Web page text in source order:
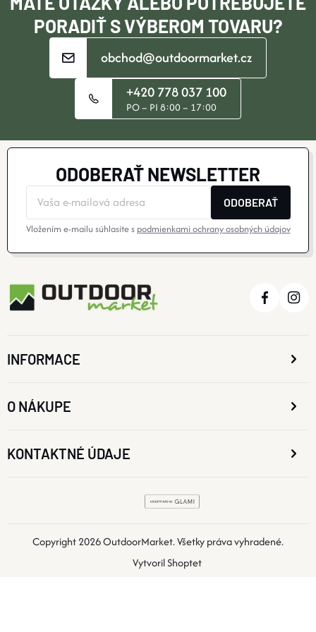
PORADIŤ S VÝBEROM TOVARU?
obchod@outdoormarket.cz
+420 778 037 100
PO – PI 8:00 – 17:00
ODOBERAŤ NEWSLETTER
ODOBERAŤ
Vložením e-mailu súhlasíte s podmienkami ochrany osobných údajov
INFORMACE
O NÁKUPE
KONTAKTNÉ ÚDAJE
Vytvoril Shoptet
Copyright 2026OutdoorMarket. Všetky práva vyhradené.